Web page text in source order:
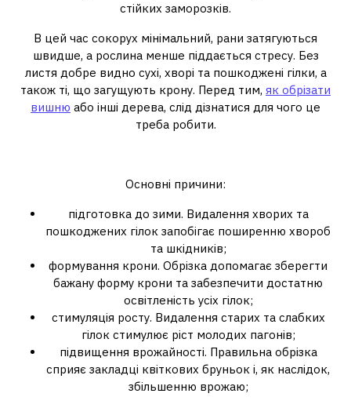
стійких заморозків.
В цей час сокорух мінімальний, рани затягуються
швидше, а рослина менше піддається стресу. Без
листя добре видно сухі, хворі та пошкоджені гілки, а
також ті, що загущують крону. Перед тим, як обрізати
вишню або інші дерева, слід дізнатися для чого це
треба робити.
Основні причини:
підготовка до зими. Видалення хворих та
пошкоджених гілок запобігає поширенню хвороб
та шкідників;
формування крони. Обрізка допомагає зберегти
бажану форму крони та забезпечити достатню
освітленість усіх гілок;
стимуляція росту. Видалення старих та слабких
гілок стимулює ріст молодих пагонів;
підвищення врожайності. Правильна обрізка
сприяє закладці квіткових бруньок і, як наслідок,
збільшенню врожаю;